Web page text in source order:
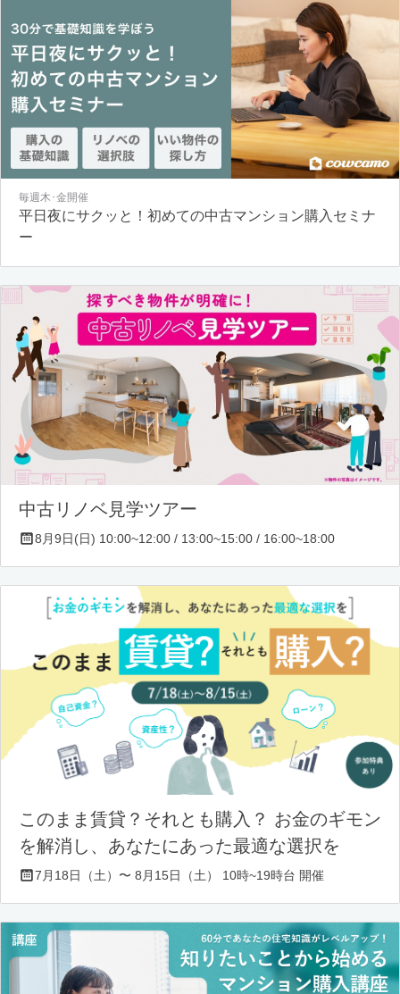
毎週木･金開催
平日夜にサクッと！初めての中古マンション購入セミナ
ー
中古リノベ見学ツアー
8月9日(日) 10:00~12:00 / 13:00~15:00 / 16:00~18:00
このまま賃貸？それとも購入？ お金のギモン
を解消し、あなたにあった最適な選択を
7月18日（土）〜 8月15日（土） 10時~19時台 開催